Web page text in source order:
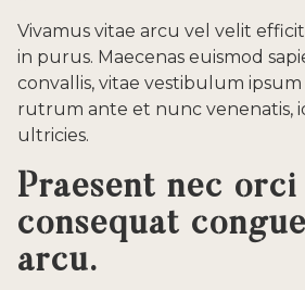
Vivamus vitae arcu vel velit
in purus. Maecenas euismod
convallis, vitae vestibulum
rutrum ante et nunc venenatis,
ultricies.
Praesent nec
consequat
arcu.